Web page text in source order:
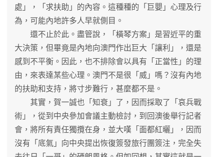
處」，「求扶助」的內容。這種種的「巨嬰」心理及行
為，可能內地許多人早就側目。
還不止於此。盡管說，「橫琴方案」是習近平的重
大決策，但畢竟是內地向澳門作出巨大「讓利」，還是
感到不平衡。因此，也不排除會以具有「正當性」的理
由，來表達某些心理。澳門不是很「威」嗎？沒有內地
的扶助和支持，將寸步難行，甚麼都不是。
其實，賀一誠也「知衰」了，因而採取了「哀兵戰
術」，從到中央參加會議主動檢討，到回澳後舉行記者
會，將所有責任獨攬在身，並大嘆「面都紅曬」，因而
沒有「底氣」向中央提出恢復簽發旅行團簽注，完全失